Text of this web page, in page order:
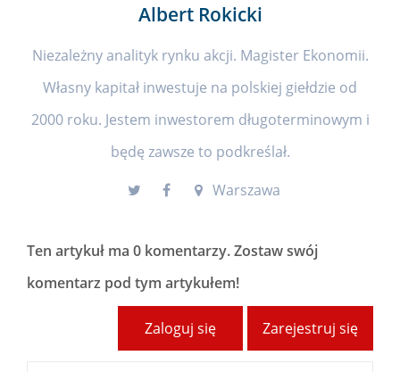
Albert Rokicki
Niezależny analityk rynku akcji. Magister Ekonomii.
Własny kapitał inwestuje na polskiej giełdzie od
2000 roku. Jestem inwestorem długoterminowym i
będę zawsze to podkreślał.
Warszawa
Ten artykuł ma 0 komentarzy. Zostaw swój
komentarz pod tym artykułem!
Zarejestruj się
Zaloguj się